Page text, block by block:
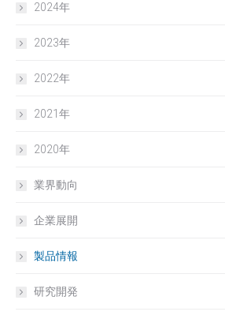
2024年
2023年
2022年
2021年
2020年
業界動向
企業展開
製品情報
研究開発